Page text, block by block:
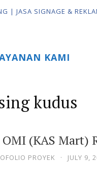
KAMI
kudus
(KAS Mart)
PROYEK · JULY 9,